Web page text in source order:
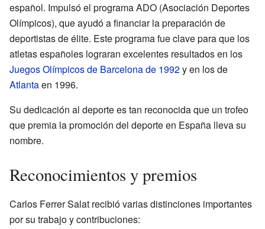
español. Impulsó el programa ADO (Asociación Deportes
Olímpicos), que ayudó a financiar la preparación de
deportistas de élite. Este programa fue clave para que los
atletas españoles lograran excelentes resultados en los
Juegos Olímpicos de Barcelona de 1992y en los de
Atlantaen 1996.
Su dedicación al deporte es tan reconocida que un trofeo
que premia la promoción del deporte en España lleva su
nombre.
Reconocimientos y premios
Carlos Ferrer Salat recibió varias distinciones importantes
por su trabajo y contribuciones: